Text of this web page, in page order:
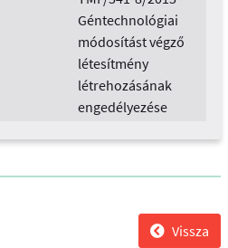
Géntechnológiai
módosítást végző
létesítmény
létrehozásának
engedélyezése
Vissza